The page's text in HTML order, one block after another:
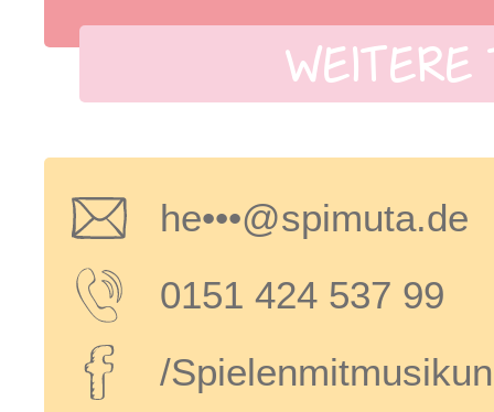
WEITERE
he•••@spimuta.de
0151 424 537 99
/